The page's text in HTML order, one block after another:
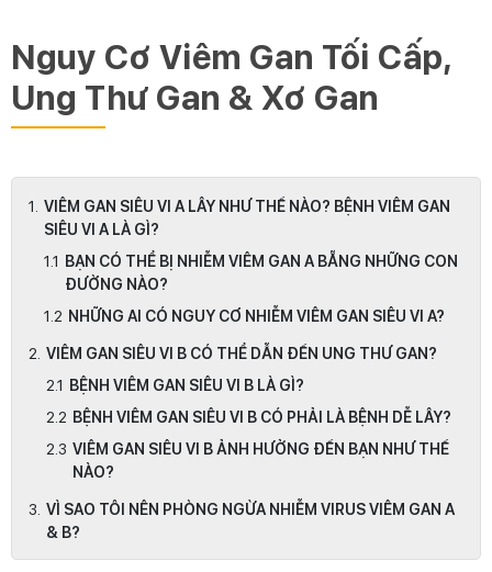
Nguy Cơ Viêm Gan Tối Cấp,
Ung Thư Gan & Xơ Gan
VIÊM GAN SIÊU VI A LÂY NHƯ THẾ NÀO? BỆNH VIÊM GAN
SIÊU VI A LÀ GÌ?
BẠN CÓ THỂ BỊ NHIỄM VIÊM GAN A BẴNG NHỮNG CON
ĐƯỜNG NÀO?
NHỮNG AI CÓ NGUY CƠ NHIỄM VIÊM GAN SIÊU VI A?
VIÊM GAN SIÊU VI B CÓ THỂ DẪN ĐẾN UNG THƯ GAN?
BỆNH VIÊM GAN SIÊU VI B LÀ GÌ?
BỆNH VIÊM GAN SIÊU VI B CÓ PHẢI LÀ BỆNH DỄ LÂY?
VIÊM GAN SIÊU VI B ẢNH HƯỞNG ĐẾN BẠN NHƯ THẾ
NÀO?
VÌ SAO TÔI NÊN PHÒNG NGỪA NHIỄM VIRUS VIÊM GAN A
& B?